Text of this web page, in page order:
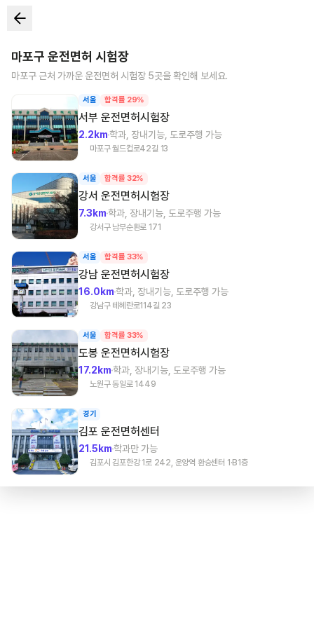
마포구 운전면허 시험장
마포구 근처 가까운 운전면허 시험장 5곳을 확인해 보세요.
서울 합격률 29%
서부 운전면허시험장
2.2km학과, 장내기능, 도로주행 가능
마포구 월드컵로42길 13
서울 합격률 32%
강서 운전면허시험장
7.3km학과, 장내기능, 도로주행 가능
강서구 남부순환로 171
서울 합격률 33%
강남 운전면허시험장
16.0km학과, 장내기능, 도로주행 가능
강남구 테헤란로114길 23
서울 합격률 33%
도봉 운전면허시험장
17.2km학과, 장내기능, 도로주행 가능
노원구 동일로 1449
경기
김포 운전면허센터
21.5km학과만 가능
김포시 김포한강 1로 242, 운양역 환승센터 1·B1층